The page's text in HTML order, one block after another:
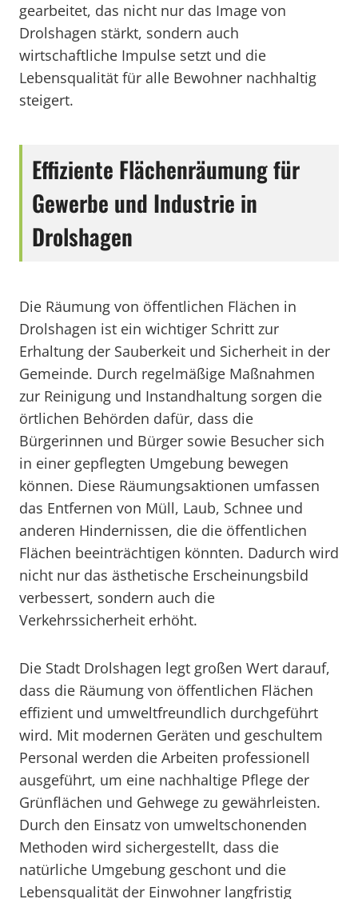
gearbeitet, das nicht nur das Image von
Drolshagen stärkt, sondern auch
wirtschaftliche Impulse setzt und die
Lebensqualität für alle Bewohner nachhaltig
steigert.
Effiziente Flächenräumung für
Gewerbe und Industrie in
Drolshagen
Die Räumung von öffentlichen Flächen in
Drolshagen ist ein wichtiger Schritt zur
Erhaltung der Sauberkeit und Sicherheit in der
Gemeinde. Durch regelmäßige Maßnahmen
zur Reinigung und Instandhaltung sorgen die
örtlichen Behörden dafür, dass die
Bürgerinnen und Bürger sowie Besucher sich
in einer gepflegten Umgebung bewegen
können. Diese Räumungsaktionen umfassen
das Entfernen von Müll, Laub, Schnee und
anderen Hindernissen, die die öffentlichen
Flächen beeinträchtigen könnten. Dadurch wird
nicht nur das ästhetische Erscheinungsbild
verbessert, sondern auch die
Verkehrssicherheit erhöht.
Die Stadt Drolshagen legt großen Wert darauf,
dass die Räumung von öffentlichen Flächen
effizient und umweltfreundlich durchgeführt
wird. Mit modernen Geräten und geschultem
Personal werden die Arbeiten professionell
ausgeführt, um eine nachhaltige Pflege der
Grünflächen und Gehwege zu gewährleisten.
Durch den Einsatz von umweltschonenden
Methoden wird sichergestellt, dass die
natürliche Umgebung geschont und die
Lebensqualität der Einwohner langfristig